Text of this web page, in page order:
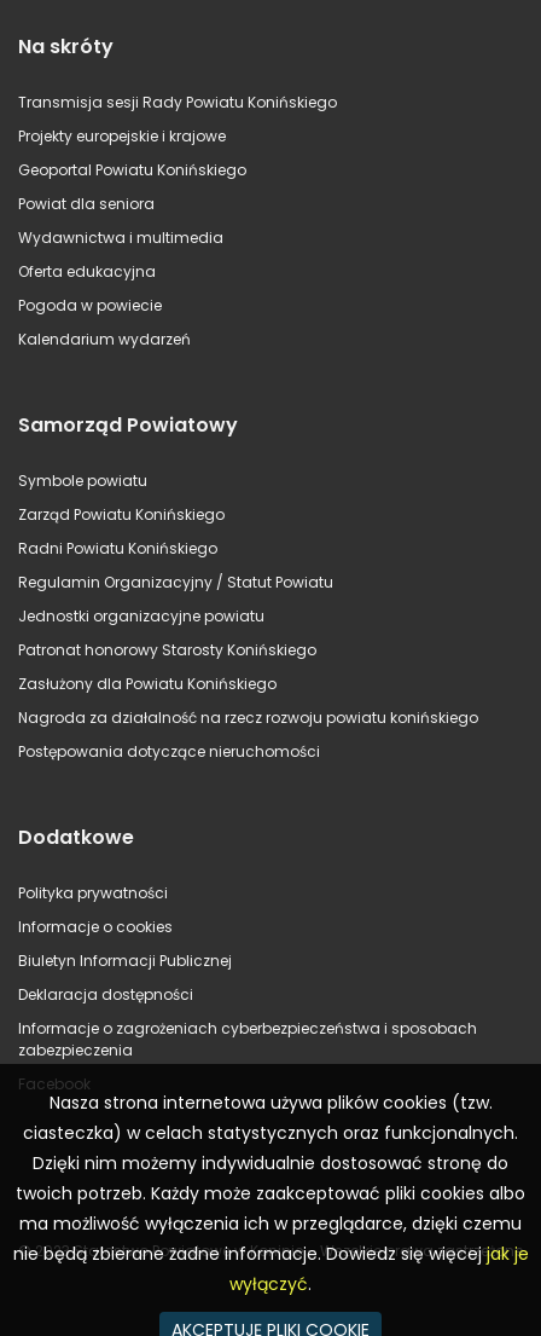
Na skróty
Transmisja sesji Rady Powiatu Konińskiego
Projekty europejskie i krajowe
Geoportal Powiatu Konińskiego
Powiat dla seniora
Wydawnictwa i multimedia
Oferta edukacyjna
Pogoda w powiecie
Kalendarium wydarzeń
Samorząd Powiatowy
Symbole powiatu
Zarząd Powiatu Konińskiego
Radni Powiatu Konińskiego
Regulamin Organizacyjny / Statut Powiatu
Jednostki organizacyjne powiatu
Patronat honorowy Starosty Konińskiego
Zasłużony dla Powiatu Konińskiego
Nagroda za działalność na rzecz rozwoju powiatu konińskiego
Postępowania dotyczące nieruchomości
Dodatkowe
Polityka prywatności
Informacje o cookies
Biuletyn Informacji Publicznej
Deklaracja dostępności
Informacje o zagrożeniach cyberbezpieczeństwa i sposobach
zabezpieczenia
Facebook
© 2023 Starostwo Powiatowe w Koninie – Wszelkie prawa zastrzeżone
Realizacja:WR Consulting
Nasza strona internetowa używa plików cookies (tzw.
ciasteczka) w celach statystycznych oraz funkcjonalnych.
Dzięki nim możemy indywidualnie dostosować stronę do
twoich potrzeb. Każdy może zaakceptować pliki cookies albo
ma możliwość wyłączenia ich w przeglądarce, dzięki czemu
nie będą zbierane żadne informacje. Dowiedz się więcejjak je
wyłączyć.
AKCEPTUJĘ PLIKI COOKIE